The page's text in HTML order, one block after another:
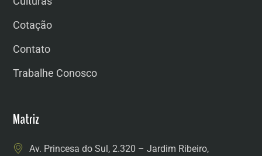
Cotação
Contato
Trabalhe Conosco
Matriz
Av. Princesa do Sul, 2.320 – Jardim Ribeiro,